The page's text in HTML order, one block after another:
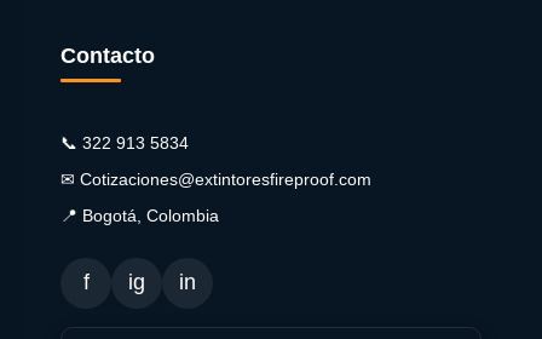
Contacto
📞 322 913 5834
✉ Cotizaciones@extintoresfireproof.com
📍 Bogotá, Colombia
f ig in